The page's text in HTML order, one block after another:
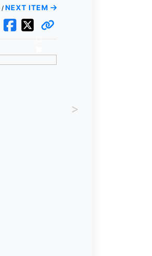
/ NEXT ITEM
>